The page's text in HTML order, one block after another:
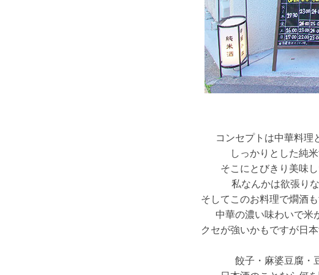
コンセプトは中華料理
しっかりとした純
そこにとびきり美味
私なんかは欲張り
そしてこのお料理で燗酒
中華の濃い味わいで米
クセが強いかもですが日
餃子・麻婆豆腐・